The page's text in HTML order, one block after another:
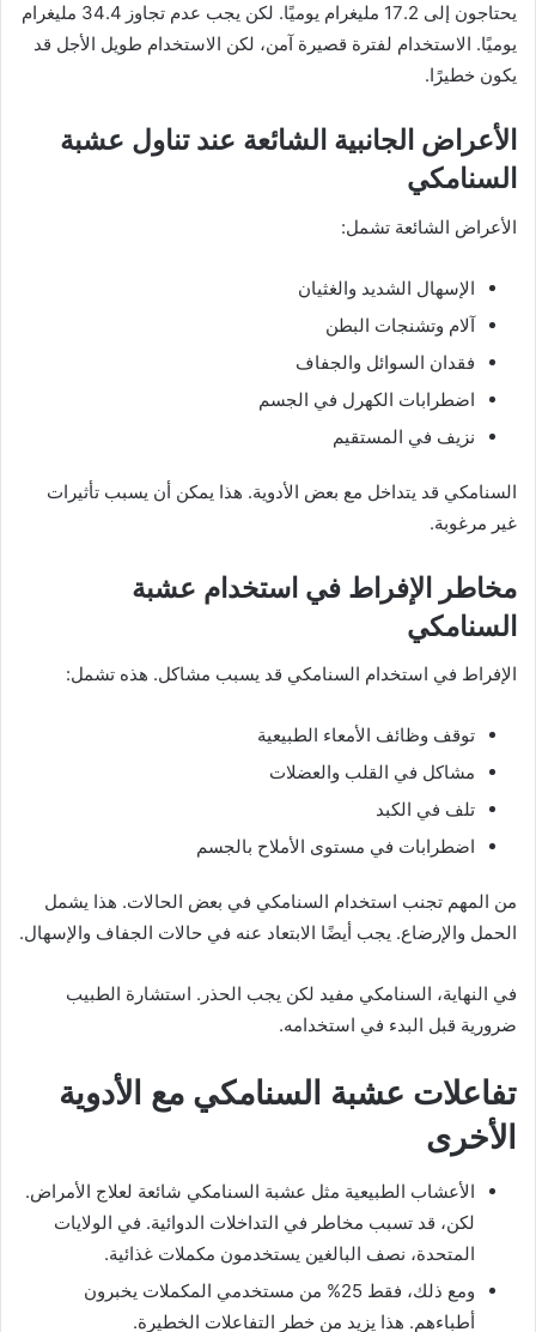
يحتاجون إلى 17.2 مليغرام يوميًا. لكن يجب عدم تجاوز 34.4 مليغرام
يوميًا. الاستخدام لفترة قصيرة آمن، لكن الاستخدام طويل الأجل قد
يكون خطيرًا.
الأعراض الجانبية الشائعة عند تناول عشبة
السنامكي
الأعراض الشائعة تشمل:
الإسهال الشديد والغثيان
آلام وتشنجات البطن
فقدان السوائل والجفاف
اضطرابات الكهرل في الجسم
نزيف في المستقيم
السنامكي قد يتداخل مع بعض الأدوية. هذا يمكن أن يسبب تأثيرات
غير مرغوبة.
مخاطر الإفراط في استخدام عشبة
السنامكي
الإفراط في استخدام السنامكي قد يسبب مشاكل. هذه تشمل:
توقف وظائف الأمعاء الطبيعية
مشاكل في القلب والعضلات
تلف في الكبد
اضطرابات في مستوى الأملاح بالجسم
من المهم تجنب استخدام السنامكي في بعض الحالات. هذا يشمل
الحمل والإرضاع. يجب أيضًا الابتعاد عنه في حالات الجفاف والإسهال.
في النهاية، السنامكي مفيد لكن يجب الحذر. استشارة الطبيب
ضرورية قبل البدء في استخدامه.
تفاعلات عشبة السنامكي مع الأدوية
الأخرى
الأعشاب الطبيعية مثل عشبة السنامكي شائعة لعلاج الأمراض.
لكن، قد تسبب مخاطر في التداخلات الدوائية. في الولايات
المتحدة، نصف البالغين يستخدمون مكملات غذائية.
ومع ذلك، فقط 25% من مستخدمي المكملات يخبرون
أطباءهم. هذا يزيد من خطر التفاعلات الخطيرة.